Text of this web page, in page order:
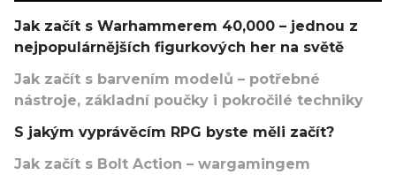
Jak začít s Warhammerem 40,000 – jednou z
nejpopulárnějších figurkových her na světě
Jak začít s barvením modelů – potřebné
nástroje, základní poučky i pokročilé techniky
S jakým vyprávěcím RPG byste měli začít?
Jak začít s Bolt Action – wargamingem